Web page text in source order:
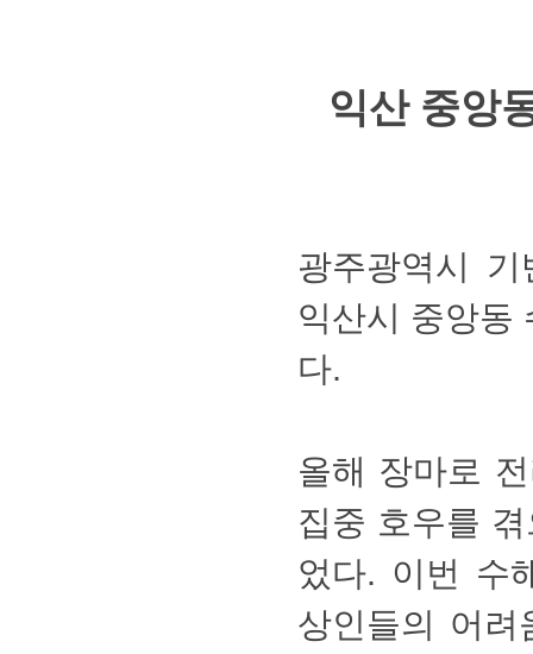
익산중앙
광주광역시
익산시중앙
다.
올해장마로
집중호우를
었다.이번수
상인들의어